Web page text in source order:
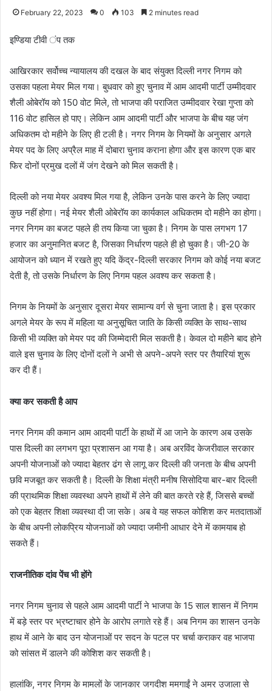
February 22, 2023 0 103 2 minutes read
इण्डिया टीवी ंप तक
आखिरकार सर्वोच्च न्यायालय की दखल के बाद संयुक्त दिल्ली नगर निगम को
उसका पहला मेयर मिल गया। बुधवार को हुए चुनाव में आम आदमी पार्टी उम्मीदवार
शैली ओबेरॉय को 150 वोट मिले, तो भाजपा की पराजित उम्मीदवार रेखा गुप्ता को
116 वोट हासिल हो पाए। लेकिन आम आदमी पार्टी और भाजपा के बीच यह जंग
अधिकतम दो महीने के लिए ही टली है। नगर निगम के नियमों के अनुसार अगले
मेयर पद के लिए अप्रैल माह में दोबारा चुनाव कराना होगा और इस कारण एक बार
फिर दोनों प्रमुख दलों में जंग देखने को मिल सकती है।
दिल्ली को नया मेयर अवश्य मिल गया है, लेकिन उनके पास करने के लिए ज्यादा
कुछ नहीं होगा। नई मेयर शैली ओबेरॉय का कार्यकाल अधिकतम दो महीने का होगा।
नगर निगम का बजट पहले ही तय किया जा चुका है। निगम के पास लगभग 17
हजार का अनुमानित बजट है, जिसका निर्धारण पहले ही हो चुका है। जी-20 के
आयोजन को ध्यान में रखते हुए यदि केंद्र-दिल्ली सरकार निगम को कोई नया बजट
देती है, तो उसके निर्धारण के लिए निगम पहल अवश्य कर सकता है।
निगम के नियमों के अनुसार दूसरा मेयर सामान्य वर्ग से चुना जाता है। इस प्रकार
अगले मेयर के रूप में महिला या अनुसूचित जाति के किसी व्यक्ति के साथ-साथ
किसी भी व्यक्ति को मेयर पद की जिम्मेदारी मिल सकती है। केवल दो महीने बाद होने
वाले इस चुनाव के लिए दोनों दलों ने अभी से अपने-अपने स्तर पर तैयारियां शुरू
कर दी हैं।
क्या कर सकती है आप
नगर निगम की कमान आम आदमी पार्टी के हाथों में आ जाने के कारण अब उसके
पास दिल्ली का लगभग पूरा प्रशासन आ गया है। अब अरविंद केजरीवाल सरकार
अपनी योजनाओं को ज्यादा बेहतर ढंग से लागू कर दिल्ली की जनता के बीच अपनी
छवि मजबूत कर सकती है। दिल्ली के शिक्षा मंत्री मनीष सिसोदिया बार-बार दिल्ली
की प्राथमिक शिक्षा व्यवस्था अपने हाथों में लेने की बात करते रहे हैं, जिससे बच्चों
को एक बेहतर शिक्षा व्यवस्था दी जा सके। अब वे यह सफल कोशिश कर मतदाताओं
के बीच अपनी लोकप्रिय योजनाओं को ज्यादा जमीनी आधार देने में कामयाब हो
सकते हैं।
राजनीतिक दांव पेंच भी होंगे
नगर निगम चुनाव से पहले आम आदमी पार्टी ने भाजपा के 15 साल शासन में निगम
में बड़े स्तर पर भ्रष्टाचार होने के आरोप लगाते रहे हैं। अब निगम का शासन उनके
हाथ में आने के बाद उन योजनाओं पर सदन के पटल पर चर्चा कराकर वह भाजपा
को सांसत में डालने की कोशिश कर सकती है।
हालांकि, नगर निगम के मामलों के जानकार जगदीश ममगाईं ने अमर उजाला से